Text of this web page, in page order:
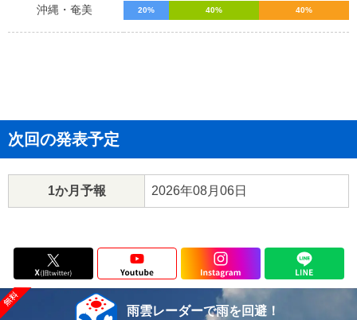
沖縄・奄美 20% 40% 40%
次回の発表予定
1か月予報 2026年08月06日
雨雲レーダーで雨を回避！